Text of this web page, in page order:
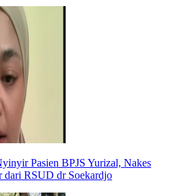
Pasien BPJS Yurizal, Nakes
dari RSUD dr Soekardjo